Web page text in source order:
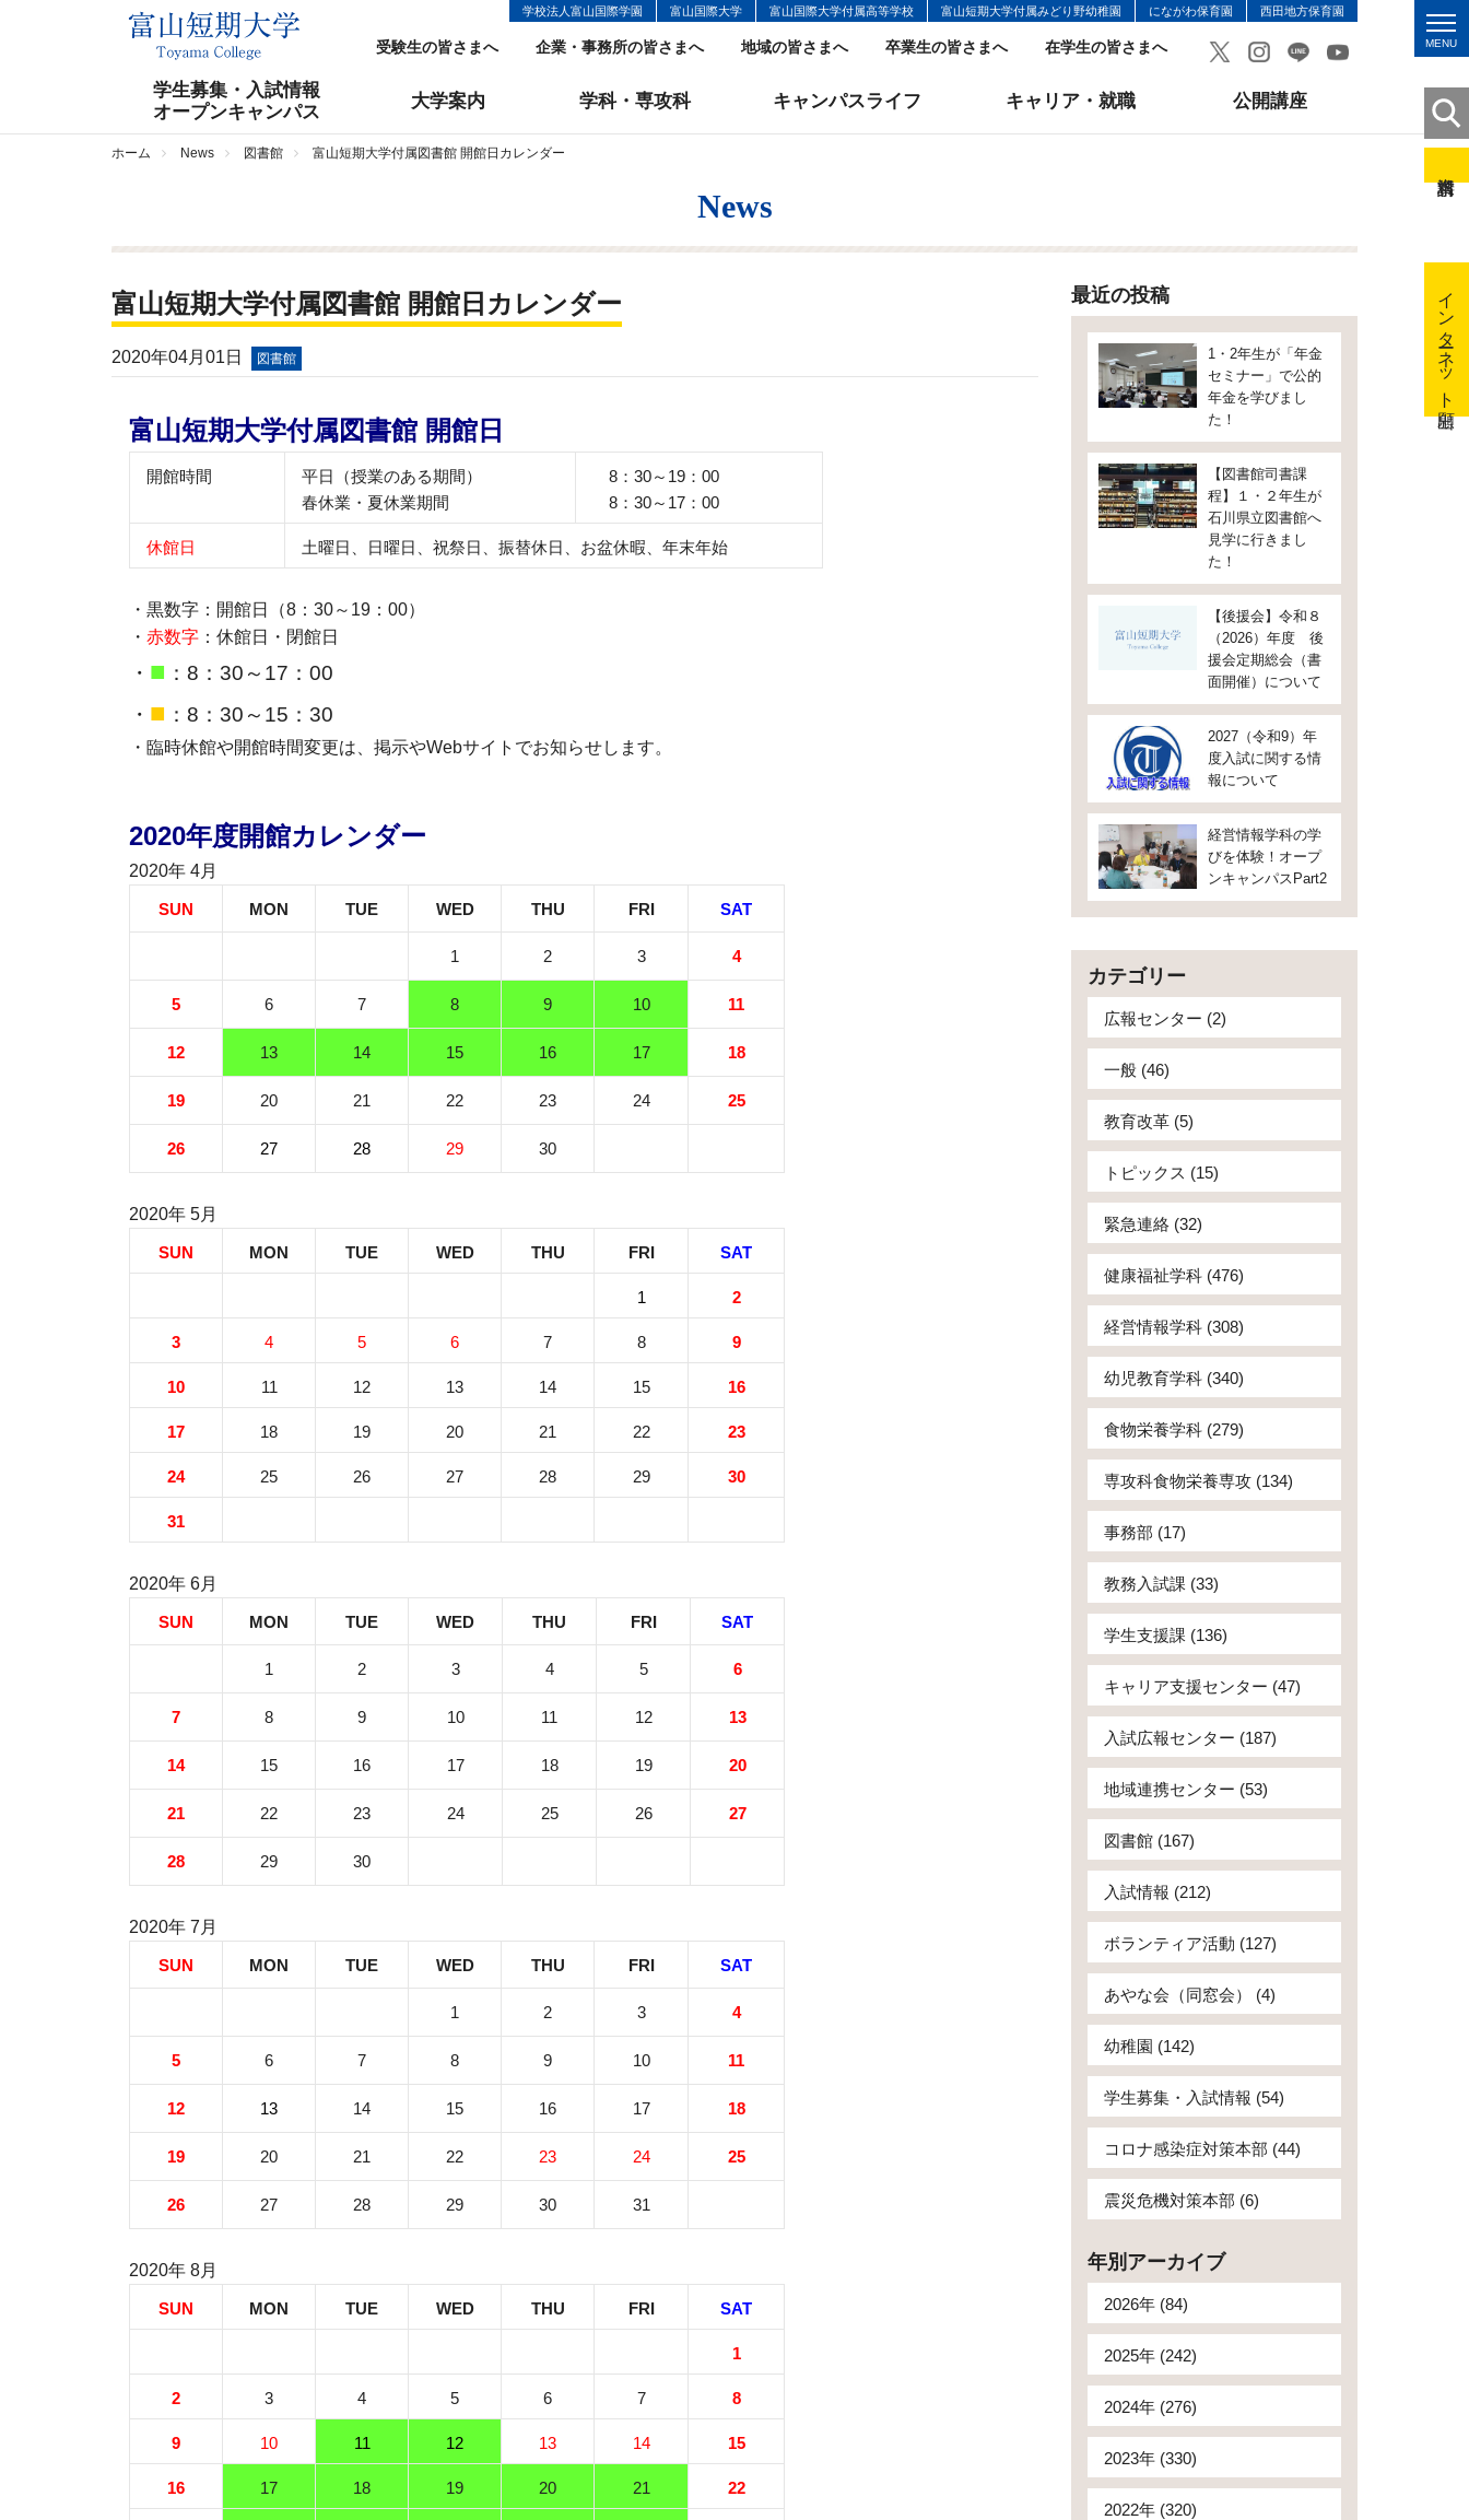
学校法人富山国際学園 富山国際大学 富山国際大学付属高等学校 富山短期大学付属みどり野幼稚園 にながわ保育園 西田地方保育園
受験生の皆さまへ 企業・事務所の皆さまへ 地域の皆さまへ 卒業生の皆さまへ 在学生の皆さまへ MENU
学生募集・入試情報
オープンキャンパス
大学案内 学科・専攻科 キャンパスライフ キャリア・就職 公開講座
インターネット出願
ホーム News 図書館 富山短期大学付属図書館 開館日カレンダー
News
富山短期大学付属図書館 開館日カレンダー
2020年04月01日 図書館
富山短期大学付属図書館 開館日
開館時間
平日（授業のある期間）
春休業・夏休業期間
8：30～19：00
8：30～17：00
休館日 土曜日、日曜日、祝祭日、振替休日、お盆休暇、年末年始
・黒数字：開館日（8：30～19：00）
・ 赤数字 ：休館日・閉館日
・ ■ ：8：30～17：00
・ ■ ：8：30～15：30
・臨時休館や開館時間変更は、掲示やWebサイトでお知らせします。
2020年度開館カレンダー
2020年 4月
SUN MON TUE WED THU FRI SAT
1 2 3 4
5 6 7 8 9 10 11
12 13 14 15 16 17 18
19 20 21 22 23 24 25
26 27 28 29 30
2020年 5月
SUN MON TUE WED THU FRI SAT
1 2
3 4 5 6 7 8 9
10 11 12 13 14 15 16
17 18 19 20 21 22 23
24 25 26 27 28 29 30
31
2020年 6月
SUN MON TUE WED THU FRI SAT
1 2 3 4 5 6
7 8 9 10 11 12 13
14 15 16 17 18 19 20
21 22 23 24 25 26 27
28 29 30
2020年 7月
SUN MON TUE WED THU FRI SAT
1 2 3 4
5 6 7 8 9 10 11
12 13 14 15 16 17 18
19 20 21 22 23 24 25
26 27 28 29 30 31
2020年 8月
SUN MON TUE WED THU FRI SAT
1
2 3 4 5 6 7 8
9 10 11 12 13 14 15
16 17 18 19 20 21 22
最近の投稿
1・2年生が「年金
セミナー」で公的
年金を学びまし
た！
【図書館司書課
程】１・２年生が
石川県立図書館へ
見学に行きまし
た！
【後援会】令和８
（2026）年度 後
援会定期総会（書
面開催）について
2027（令和9）年
度入試に関する情
報について
経営情報学科の学
びを体験！オープ
ンキャンパスPart2
カテゴリー
広報センター (2)
一般 (46)
教育改革 (5)
トピックス (15)
緊急連絡 (32)
健康福祉学科 (476)
経営情報学科 (308)
幼児教育学科 (340)
食物栄養学科 (279)
専攻科食物栄養専攻 (134)
事務部 (17)
教務入試課 (33)
学生支援課 (136)
キャリア支援センター (47)
入試広報センター (187)
地域連携センター (53)
図書館 (167)
入試情報 (212)
ボランティア活動 (127)
あやな会（同窓会） (4)
幼稚園 (142)
学生募集・入試情報 (54)
コロナ感染症対策本部 (44)
震災危機対策本部 (6)
年別アーカイブ
2026年 (84)
2025年 (242)
2024年 (276)
2023年 (330)
2022年 (320)